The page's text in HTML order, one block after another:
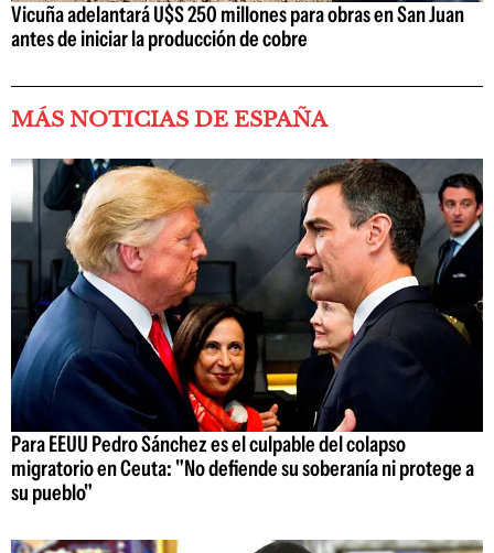
Vicuña adelantará U$S 250 millones para obras en San Juan
antes de iniciar la producción de cobre
MÁS NOTICIAS DE ESPAÑA
Para EEUU Pedro Sánchez es el culpable del colapso
migratorio en Ceuta: "No defiende su soberanía ni protege a
su pueblo"